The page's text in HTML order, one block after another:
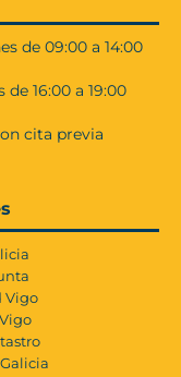
de 09:00 a 14:00
16:00 a 19:00
cita previa
Vigo